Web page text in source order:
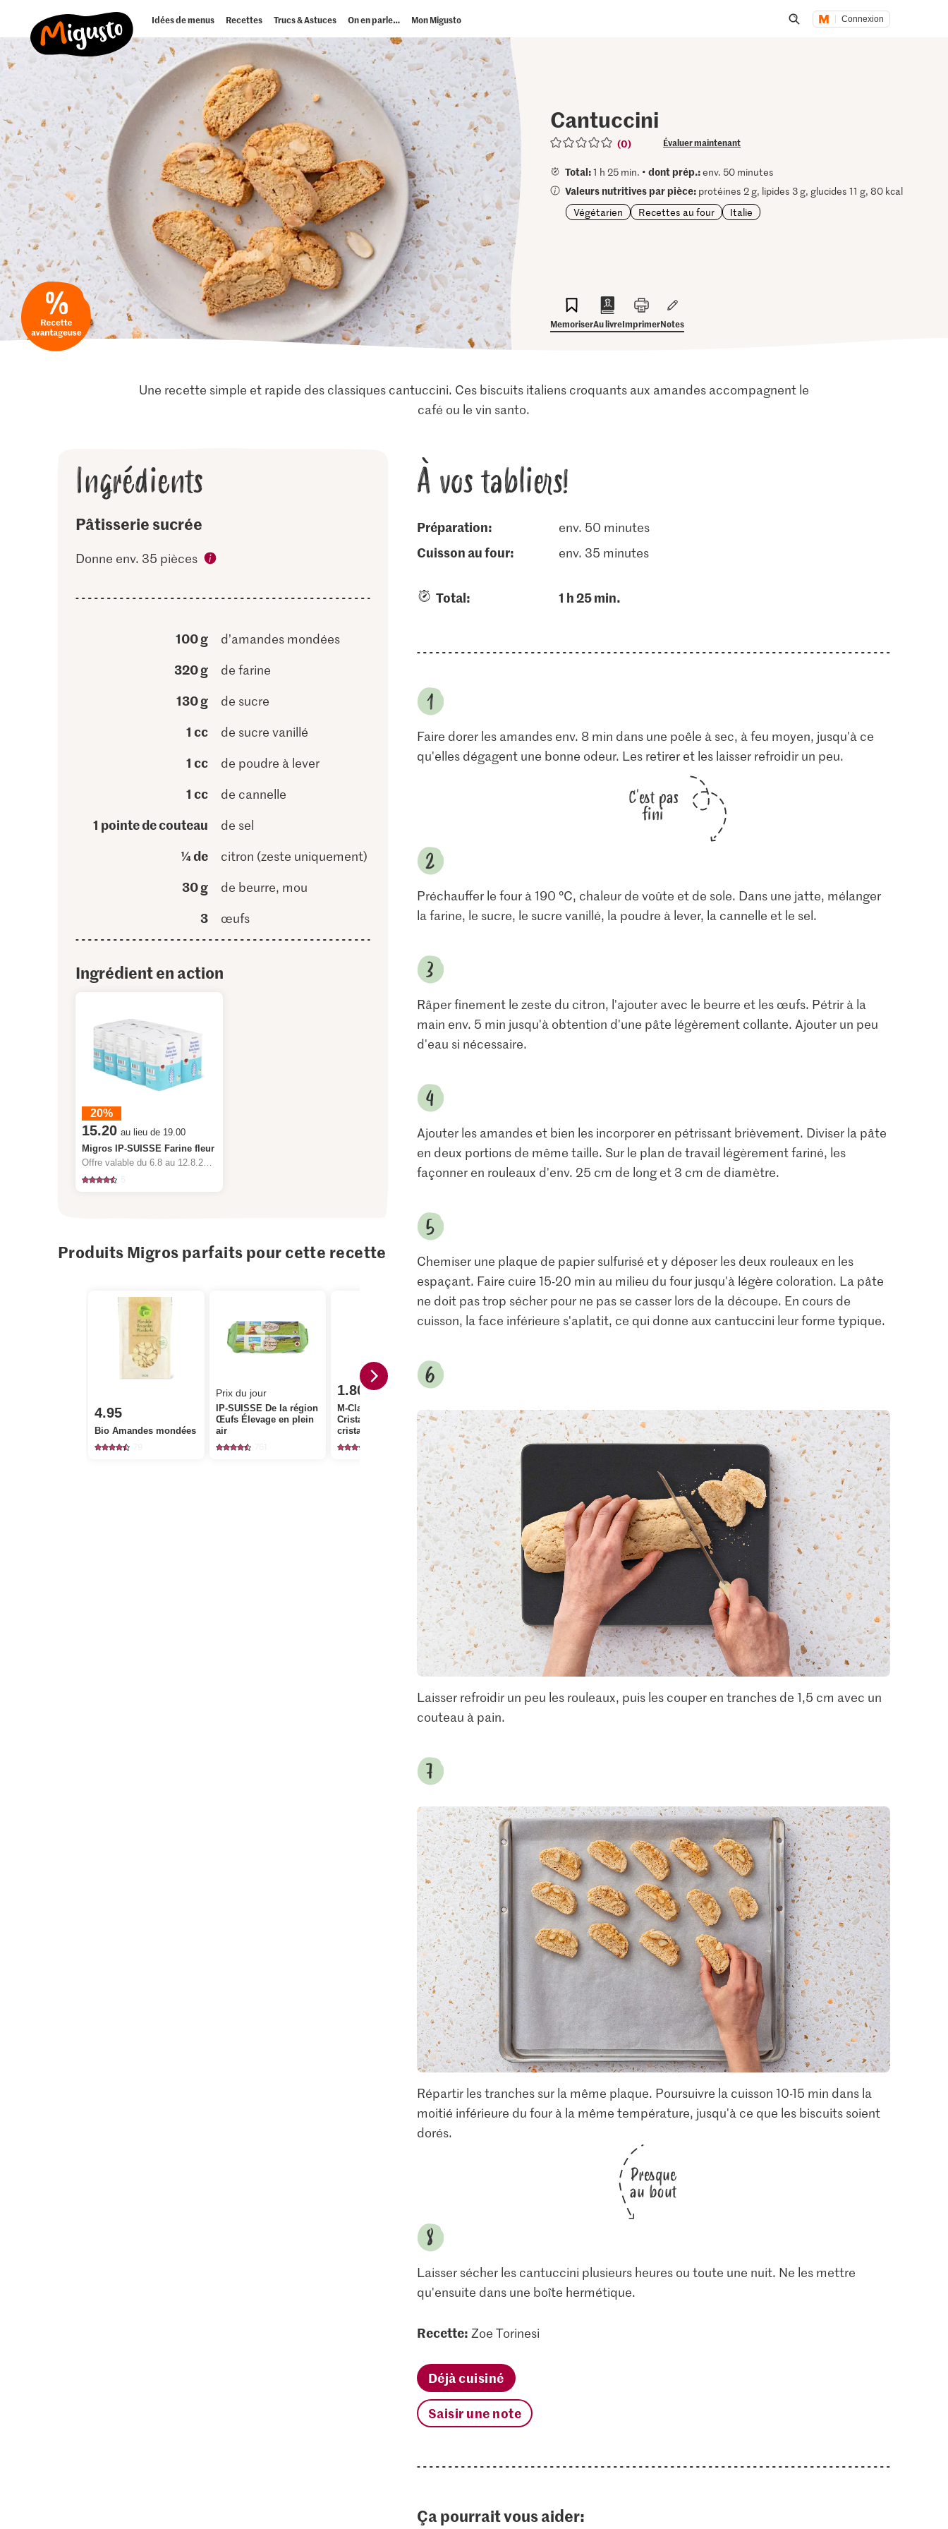
Idées de menus Recettes Trucs & Astuces On en parle… Mon Migusto Connexion
Cantuccini
(0) Évaluer maintenant
Total:1 h 25 min. •dont prép.:env. 50 minutes
Valeurs nutritives par pièce: protéines 2 g, lipides 3 g, glucides 11 g, 80 kcal
Végétarien
Recettes au four Italie
MemoriserAu livreImprimerNotes
Une recette simple et rapide des classiques cantuccini. Ces biscuits italiens croquants aux amandes accompagnent le
café ou le vin santo.
Ingrédients
Pâtisserie sucrée
Donne env. 35 pièces
100 g d’amandes mondées
320 g de farine
130 g de sucre
1 cc de sucre vanillé
1 cc de poudre à lever
1 cc de cannelle
1 pointe de couteau de sel
¼ de citron (zeste uniquement)
30 g de beurre, mou
3 œufs
Ingrédient en action
20%
15.20 au lieu de 19.00
Migros IP-SUISSE Farine fleur
Offre valable du 6.8 au 12.8.2026, jusqu’à épuisement du stock.
Produits Migros parfaits pour cette recette
4.95
Bio Amandes mondées
Prix du jour
IP-SUISSE De la région
Œufs Élevage en plein
air
1.80
M-Classic IP-SUISSE
Cristal Sucre fin
cristallisé
Patissier Sucre vanillé
avec vanille Bourbon
523
3.85
Die Butter Beurre
2727
M-Classic Cannelle
moulue
135
Jura Sel Sel iodé et
fluoré
1242
À vos tabliers!
Préparation: env. 50 minutes
cuisson au four: env. 35 minutes
Total: 1 h 25 min.
Faire dorer les amandes env. 8 min dans une poêle à sec, à feu moyen, jusqu'à ce
qu'elles dégagent une bonne odeur. Les retirer et les laisser refroidir un peu.
C'est pas
fini
Préchauffer le four à 190 °C, chaleur de voûte et de sole. Dans une jatte, mélanger
la farine, le sucre, le sucre vanillé, la poudre à lever, la cannelle et le sel.
Râper finement le zeste du citron, l'ajouter avec le beurre et les œufs. Pétrir à la
main env. 5 min jusqu'à obtention d'une pâte légèrement collante. Ajouter un peu
d'eau si nécessaire.
Ajouter les amandes et bien les incorporer en pétrissant brièvement. Diviser la pâte
en deux portions de même taille. Sur le plan de travail légèrement fariné, les
façonner en rouleaux d'env. 25 cm de long et 3 cm de diamètre.
Chemiser une plaque de papier sulfurisé et y déposer les deux rouleaux en les
espaçant. Faire cuire 15-20 min au milieu du four jusqu'à légère coloration. La pâte
ne doit pas trop sécher pour ne pas se casser lors de la découpe. En cours de
cuisson, la face inférieure s'aplatit, ce qui donne aux cantuccini leur forme typique.
Laisser refroidir un peu les rouleaux, puis les couper en tranches de 1,5 cm avec un
couteau à pain.
Répartir les tranches sur la même plaque. Poursuivre la cuisson 10-15 min dans la
moitié inférieure du four à la même température, jusqu'à ce que les biscuits soient
dorés.
Presque
au bout
Laisser sécher les cantuccini plusieurs heures ou toute une nuit. Ne les mettre
qu'ensuite dans une boîte hermétique.
Recette: Zoe Torinesi
Déjà cuisiné
Saisir une note
Ça pourrait vous aider: